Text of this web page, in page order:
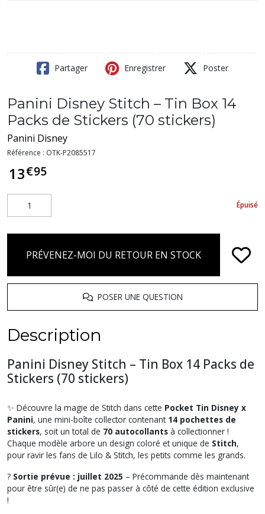
Partager Enregistrer Poster
Panini Disney Stitch – Tin Box 14
Packs de Stickers (70 stickers)
Panini Disney
Référence : OTK-P2085517
13€95
Épuisé
PRÉVENEZ-MOI DU RETOUR EN STOCK
POSER UNE QUESTION
Description
Panini Disney Stitch – Tin Box 14 Packs de
Stickers (70 stickers)
✨ Découvre la magie de Stitch dans cette Pocket Tin Disney x
Panini, une mini-boîte collector contenant 14 pochettes de
stickers, soit un total de 70 autocollants à collectionner !
Chaque modèle arbore un design coloré et unique de Stitch,
pour ravir les fans de Lilo & Stitch, les petits comme les grands.
? Sortie prévue : juillet 2025 – Précommande dès maintenant
pour être sûr(e) de ne pas passer à côté de cette édition exclusive
!